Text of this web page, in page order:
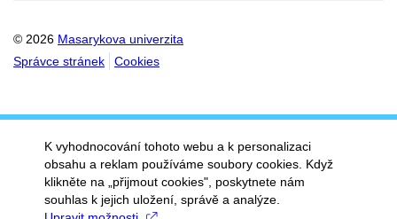
© 2026 Masarykova univerzita
Správce stránek
Cookies
K vyhodnocování tohoto webu a k personalizaci
obsahu a reklam používáme soubory cookies. Když
klikněte na „přijmout cookies", poskytnete nám
souhlas k jejich uložení, správě a analýze.